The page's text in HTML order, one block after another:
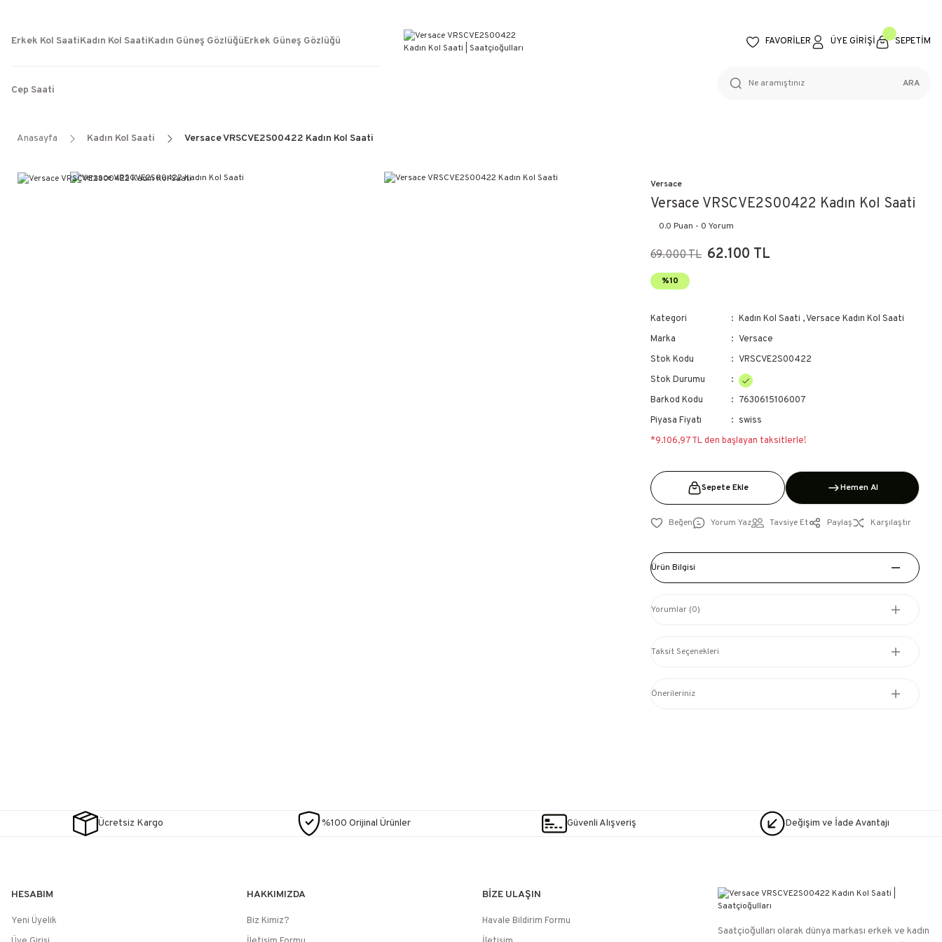
WEB SİTESİNE ÖZEL FİYATLAR
KAÇIRILMAYACAK FIRSATLAR
Erkek Kol SaatiKadın Kol SaatiKadın Güneş GözlüğüErkek Güneş Gözlüğü
Cep Saati
FAVORİLER ÜYE GİRİŞİ SEPETİM
ARA
Anasayfa Kadın Kol Saati Versace VRSCVE2S00422 Kadın Kol Saati
Versace
Versace VRSCVE2S00422 Kadın Kol Saati
0.0 Puan - 0 Yorum
69.000 TL 62.100 TL
%10
Kategori Kadın Kol Saati ,Versace Kadın Kol Saati
Marka
Versace
Stok Kodu
VRSCVE2S00422
Stok Durumu
Barkod Kodu
7630615106007
Piyasa Fiyatı
swiss
*9.106,97 TL den başlayan taksitlerle!
Sepete Ekle Hemen Al
Yorum Yaz Tavsiye Et Paylaş Karşılaştır
Ürün Bilgisi
Yorumlar (0)
Taksit Seçenekleri
Önerileriniz
Ücretsiz Kargo %100 Orijinal Ürünler Güvenli Alışveriş Değişim ve İade Avantajı
HESABIM
Yeni Üyelik
HAKKIMIZDA
Biz Kimiz?
BİZE ULAŞIN
Havale Bildirim Formu
Saatçioğulları⁠ olarak dünya markası erkek ve kadın